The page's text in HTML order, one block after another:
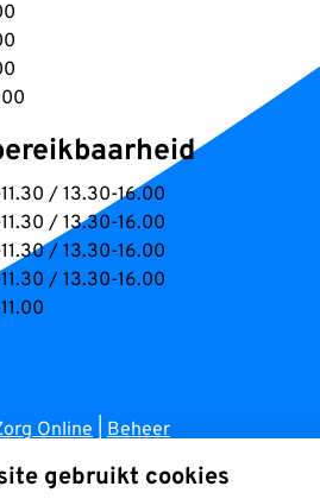
/ 13.30-16.00
/ 13.30-16.00
/ 13.30-16.00
/ 13.30-16.00
Online Beheer
gebruikt cookies